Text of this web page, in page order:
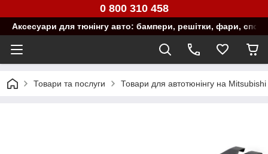
0 800 310 458
Аксесуари для тюнінгу авто: бампери, решітки, фари,
Товари та послуги Товари для автотюнінгу на Mitsubishi